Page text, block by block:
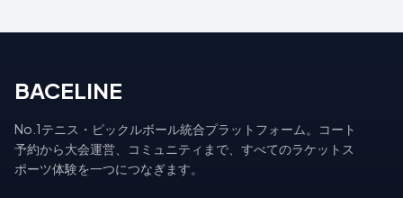
BACELINE
No.1テニス・ピックルボール統合プラットフォーム。コート
予約から大会運営、コミュニティまで、すべてのラケットス
ポーツ体験を一つにつなぎます。